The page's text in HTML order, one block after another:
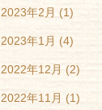
2023年2月 (1)
2023年1月 (4)
2022年12月 (2)
2022年11月 (1)